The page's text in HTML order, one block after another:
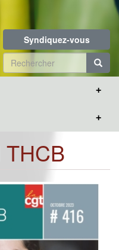
Syndiquez-vous
Formulaire
de